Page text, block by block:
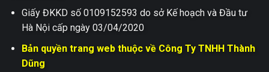
Giấy ĐKKD số 0109152593 do sở Kế hoạch và Đầu tư
Hà Nội cấp ngày 03/04/2020
Bản quyền trang web thuộc về Công Ty TNHH Thành
Dũng